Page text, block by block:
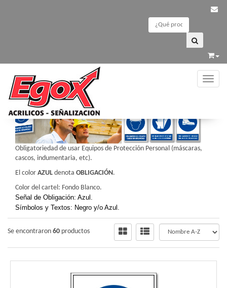
CARTELES ESTÁNDAR
Obligatoriedad de usar Equipos de Protección Personal (máscaras,
cascos, indumentaria, etc).
El color AZUL denota OBLIGACIÓN .
Color del cartel: Fondo Blanco.
Señal de Obligación: Azul.
Símbolos y Textos: Negro y/o Azul.
Se encontraron 60 productos